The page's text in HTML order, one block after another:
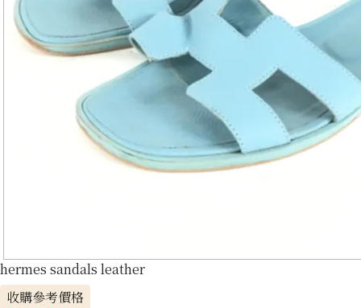
hermes sandals leather
收購參考價格